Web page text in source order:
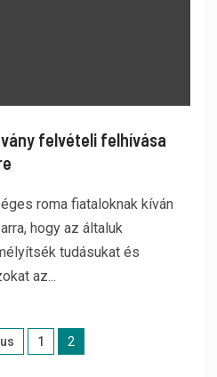
felvételi felhívása
roma fiataloknak kíván
hogy az általuk
tudásukat és
az...
1 2